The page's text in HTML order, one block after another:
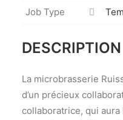
Job Type
DESCRIPTION
La microbrasserie
d’un précieux
collaboratrice, qui aura